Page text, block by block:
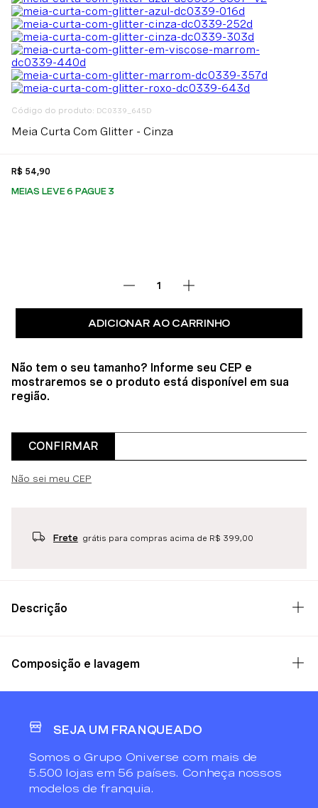
: DC0339_645D
Meia Curta Com Glitter - Cinza
R$ 54,90
MEIAS LEVE 6 PAGUE 3
ADICIONAR AO CARRINHO
Não tem o seu tamanho? Informe seu CEP e
mostraremos se o produto está disponível em sua
região.
CONFIRMAR
Não sei meu CEP
Frete grátis para compras acima de R$ 399,00
Descrição
Composição e lavagem
SEJA UM FRANQUEADO
Somos o Grupo Oniverse com mais de
5.500 lojas em 56 países. Conheça nossos
modelos de franquia.